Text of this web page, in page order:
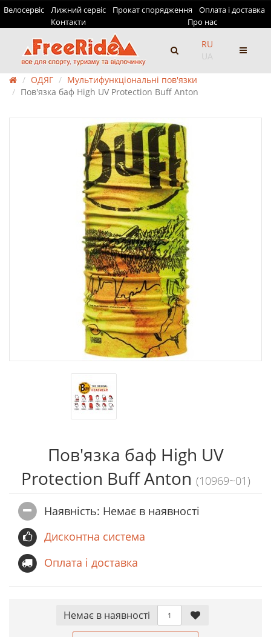
Велосервіс Лижний сервіс Прокат спорядження
Оплата і доставка
Контакти
Про нас
RU
UA
ОДЯГ
Мультифункціональні пов'язки
Пов'язка баф High UV Protection Buff Anton
Пов'язка баф High UV
Protection Buff Anton (10969~01)
Наявність: Немає в наявностi
Дисконтна система
Оплата і доставка
Немає в наявностi